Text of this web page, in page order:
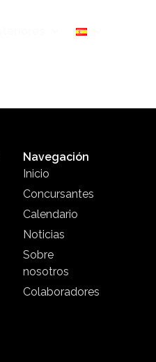
Navegación
Inicio
Concursantes
Calendario
Noticias
Sobre
nosotros
Colaboradores